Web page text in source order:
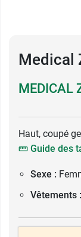
Medical
MEDICAL
Haut, coupé
Guide des
Sexe :
Vêtements :